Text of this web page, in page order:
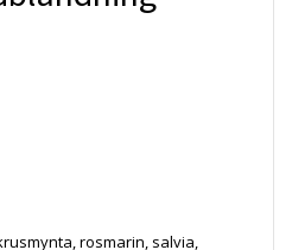
rosmarin, salvia,